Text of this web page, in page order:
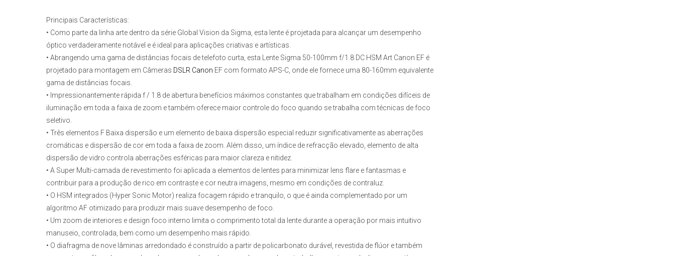
Principais Características:
• Como parte da linha arte dentro da série Global Vision da Sigma, esta lente é projetada para alcançar um desempenho
óptico verdadeiramente notável e é ideal para aplicações criativas e artísticas.
• Abrangendo uma gama de distâncias focais de telefoto curta, esta
Lente Sigma 50-100mm f/1.8 DC HSM Art Canon EF é
projetado para montagem em Câmeras DSLR Canon EF com formato APS-C, onde ele fornece uma 80-160mm equivalente
gama de distâncias focais.
• Impressionantemente rápida f / 1.8 de abertura benefícios máximos constantes que trabalham em condições difíceis de
iluminação em toda a faixa de zoom e também oferece maior controle do foco quando se trabalha com técnicas de foco
seletivo.
• Três elementos F Baixa dispersão e um elemento de baixa dispersão especial reduzir significativamente as aberrações
cromáticas e dispersão de cor em toda a faixa de zoom. Além disso, um índice de refracção elevado, elemento de alta
dispersão de vidro controla aberrações esféricas para maior clareza e nitidez.
• A Super Multi-camada de revestimento foi aplicada a elementos de lentes para minimizar lens flare e fantasmas e
contribuir para a produção de rico em contraste e cor neutra imagens, mesmo em condições de contraluz.
• O HSM integrados (Hyper Sonic Motor) realiza focagem rápido e tranquilo, o que é ainda complementado por um
algoritmo AF otimizado para produzir mais suave desempenho de foco.
• Um zoom de interiores e design foco interno limita o comprimento total da lente durante a operação por mais intuitivo
manuseio, controlada, bem como um desempenho mais rápido.
• O diafragma de nove lâminas arredondado é construído a partir de policarbonato durável, revestida de flúor e também